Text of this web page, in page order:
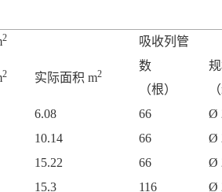
2 吸收列管
2 实际面积 m2
数
（根）
6.08 66 Ø
10.14 66 Ø
15.22 66 Ø
15.3 116 Ø